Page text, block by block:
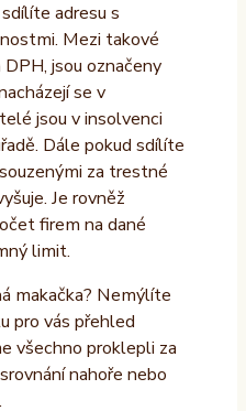
adresu s
Mezi takové
jsou označeny
se v
jsou v insolvenci
Dále pokud sdílíte
za trestné
Je rovněž
firem na dané
limit.
makačka? Nemýlíte
pro vás přehled
všechno proklepli za
nahoře nebo